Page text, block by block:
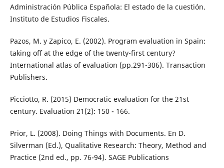
Administración Pública Española: El estado de la cuestión.
Instituto de Estudios Fiscales.
Pazos, M. y Zapico, E. (2002). Program evaluation in Spain:
taking off at the edge of the twenty-first century?
International atlas of evaluation (pp.291-306). Transaction
Publishers.
Picciotto, R. (2015) Democratic evaluation for the 21st
century. Evaluation 21(2): 150 - 166.
Prior, L. (2008). Doing Things with Documents. En D.
Silverman (Ed.), Qualitative Research: Theory, Method and
Practice (2nd ed., pp. 76-94). SAGE Publications